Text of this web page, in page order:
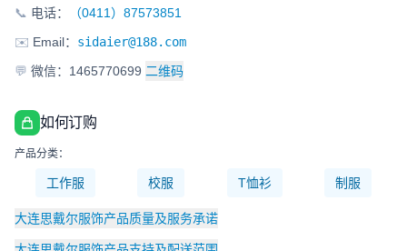
📞 电话：
（0411）87573851
✉️ Email： sidaier@188.com
💬 微信：1465770699 二维码
如何订购
产品分类：
工作服 校服 T恤衫 制服
大连思戴尔服饰产品质量及服务承诺